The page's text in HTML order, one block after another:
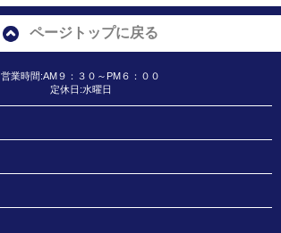
ページトップに戻る
営業時間:AM９：３０～PM６：００
定休日:水曜日